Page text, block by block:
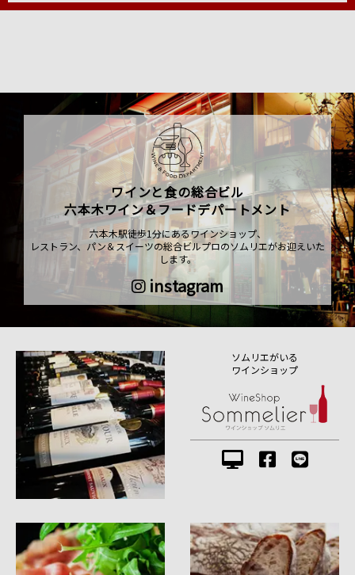
ワインと食の総合ビル
六本木ワイン＆フードデパートメント
六本木駅徒歩1分にあるワインショップ、
レストラン、パン＆スイーツの総合ビルプロのソムリエがお迎えいた
します。
instagram
ソムリエがいる
ワインショップ